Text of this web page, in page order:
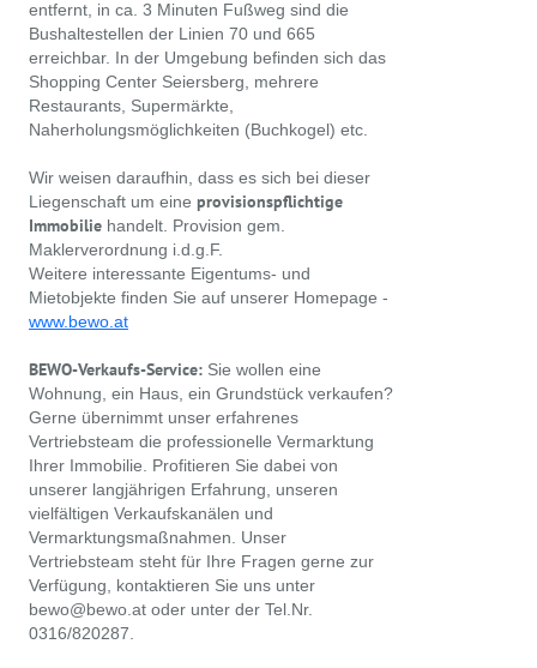
entfernt, in ca. 3 Minuten Fußweg sind die
Bushaltestellen der Linien 70 und 665
erreichbar. In der Umgebung befinden sich das
Shopping Center Seiersberg, mehrere
Restaurants, Supermärkte,
Naherholungsmöglichkeiten (Buchkogel) etc.
Wir weisen daraufhin, dass es sich bei dieser
Liegenschaft um eine provisionspflichtige
Immobilie handelt. Provision gem.
Maklerverordnung i.d.g.F.
Weitere interessante Eigentums- und
Mietobjekte finden Sie auf unserer Homepage -
www.bewo.at
BEWO-Verkaufs-Service: Sie wollen eine
Wohnung, ein Haus, ein Grundstück verkaufen?
Gerne übernimmt unser erfahrenes
Vertriebsteam die professionelle Vermarktung
Ihrer Immobilie. Profitieren Sie dabei von
unserer langjährigen Erfahrung, unseren
vielfältigen Verkaufskanälen und
Vermarktungsmaßnahmen. Unser
Vertriebsteam steht für Ihre Fragen gerne zur
Verfügung, kontaktieren Sie uns unter
bewo@bewo.at oder unter der Tel.Nr.
0316/820287.